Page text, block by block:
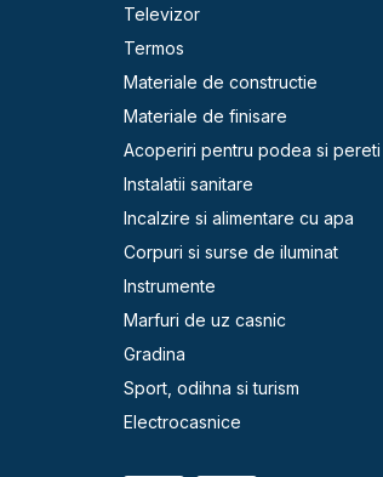
Televizor
Termos
Materiale de constructie
Materiale de finisare
Acoperiri pentru podea si pereti
Instalatii sanitare
Incalzire si alimentare cu apa
Corpuri si surse de iluminat
Instrumente
Marfuri de uz casnic
Gradina
Sport, odihna si turism
Electrocasnice